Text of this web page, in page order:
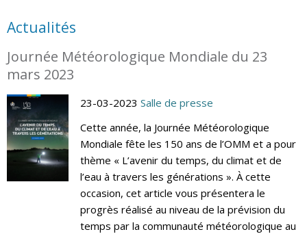
Actualités
Journée Météorologique Mondiale du 23
mars 2023
23-03-2023 Salle de presse
Cette année, la Journée Météorologique
Mondiale fête les 150 ans de l’OMM et a pour
thème « L’avenir du temps, du climat et de
l’eau à travers les générations ». À cette
occasion, cet article vous présentera le
progrès réalisé au niveau de la prévision du
temps par la communauté météorologique au